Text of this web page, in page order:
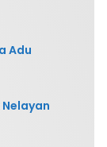
Adu